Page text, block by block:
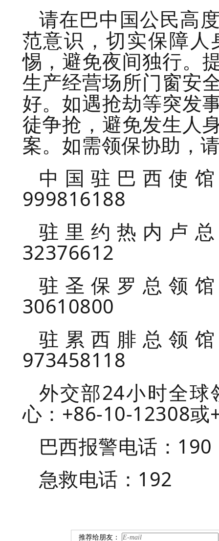
请在巴中国公民高
范意识，切实保障
惕，避免夜间独行。
生产经营场所门窗安
好。如遇抢劫等突发
徒争抢，避免发生人
案。如需领保协助，
中国驻巴西使
999816188
驻里约热内卢
32376612
驻圣保罗总领
30610800
驻累西腓总领
973458118
外交部24小时全球
心：+86-10-12308
巴西报警电话：190
急救电话：192
推荐给朋友：